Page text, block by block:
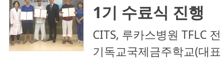
1기 수료식 진행
CITS, 루카스병원 TFLC
기독교국제금주학교(대